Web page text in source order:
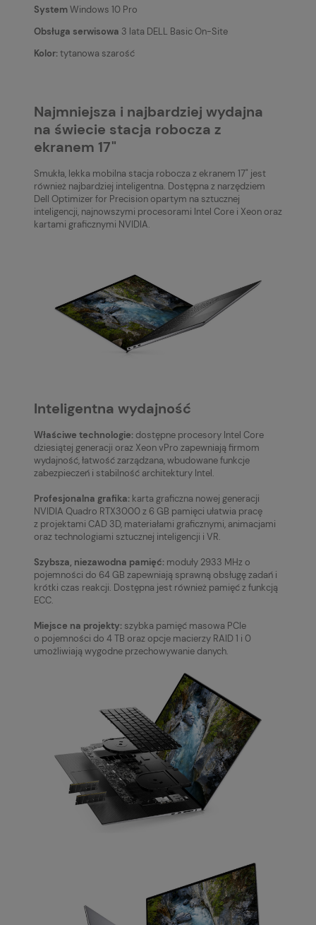
SystemWindows 10 Pro
Obsługa serwisowa 3 lata DELL Basic On-Site
Kolor:tytanowa szarość
Najmniejsza i najbardziej wydajna
na świecie stacja robocza z
ekranem 17"
Smukła, lekka mobilna stacja robocza z ekranem 17" jest
również najbardziej inteligentna. Dostępna z narzędziem
Dell Optimizer for Precision opartym na sztucznej
inteligencji, najnowszymi procesorami Intel Core i Xeon oraz
kartami graficznymi NVIDIA.
Inteligentna wydajność
Właściwe technologie:dostępne procesory Intel Core
dziesiątej generacji oraz Xeon vPro zapewniają firmom
wydajność, łatwość zarządzana, wbudowane funkcje
zabezpieczeń i stabilność architektury Intel.
Profesjonalna grafika: karta graficzna nowej generacji
NVIDIA Quadro RTX3000 z 6 GB pamięci ułatwia pracę
z projektami CAD 3D, materiałami graficznymi, animacjami
oraz technologiami sztucznej inteligencji i VR.
Szybsza, niezawodna pamięć: moduły 2933 MHz o
pojemności do 64 GB zapewniają sprawną obsługę zadań i
krótki czas reakcji. Dostępna jest również pamięć z funkcją
ECC.
Miejsce na projekty: szybka pamięć masowa PCIe
o pojemności do 4 TB oraz opcje macierzy RAID 1 i 0
umożliwiają wygodne przechowywanie danych.